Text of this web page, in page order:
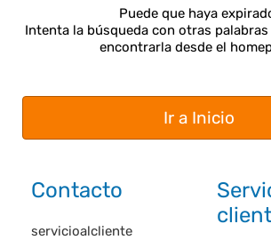
Puede que haya
Intenta la búsqueda con otras
encontrarla desde el
Ir a Inicio
Contacto
servicioalcliente